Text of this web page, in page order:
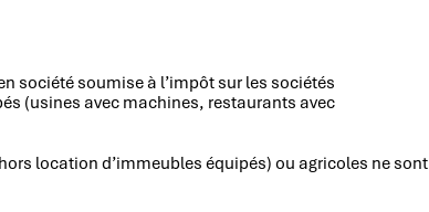
société soumise à l’impôt sur les sociétés
(usines avec machines, restaurants avec
location d’immeubles équipés) ou agricoles ne sont